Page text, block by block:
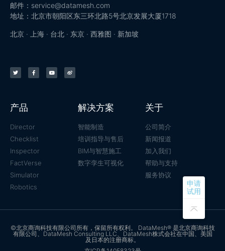
申请
试用
邮件：service@datamesh.com
地址：北京市朝阳区东三环北路5号北京发展大厦1718
北京 · 上海 · 台北 · 东京 · 西雅图 · 新加坡
产品
Director
Checklist
Inspector
FactVerse
Simulator
Robotics
解决方案
智能制造
培训指导与售后
BIM与智慧施工
数字孪生可视化
关于
公司简介
新闻报道
加入我们
帮助与支持
服务协议
©北京商询科技有限公司所有，保留所有权利。 DataMesh® 是北京商询科技
有限公司、DataMesh Consulting LLC、DataMesh株式会社在中国、美国
及日本的注册商标。